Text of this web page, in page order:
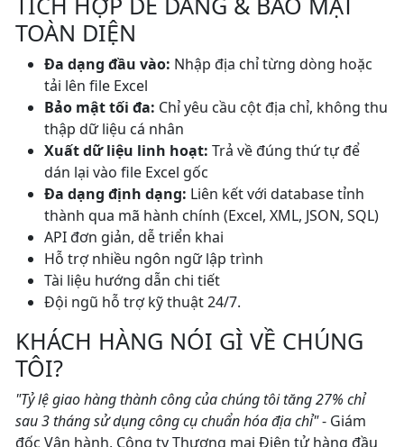
TOÀN DIỆN
Đa dạng đầu vào: Nhập địa chỉ từng dòng hoặc
tải lên file Excel
Bảo mật tối đa: Chỉ yêu cầu cột địa chỉ, không thu
thập dữ liệu cá nhân
Xuất dữ liệu linh hoạt: Trả về đúng thứ tự để
dán lại vào file Excel gốc
Đa dạng định dạng: Liên kết với database tỉnh
thành qua mã hành chính (Excel, XML, JSON, SQL)
API đơn giản, dễ triển khai
Hỗ trợ nhiều ngôn ngữ lập trình
Tài liệu hướng dẫn chi tiết
Đội ngũ hỗ trợ kỹ thuật 24/7.
KHÁCH HÀNG NÓI GÌ VỀ CHÚNG
TÔI?
"Tỷ lệ giao hàng thành công của chúng tôi tăng 27% chỉ
sau 3 tháng sử dụng công cụ chuẩn hóa địa chỉ"- Giám
đốc Vận hành, Công ty Thương mại Điện tử hàng đầu